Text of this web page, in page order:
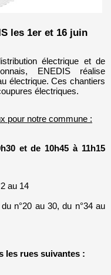
les 1er et 16 juin
électrique et de
ENEDIS réalise
électrique. Ces chantiers
électriques.
pour notre commune :
et de 10h45 à 11h15
au 14
n°20 au 30, du n°34 au
les rues suivantes :